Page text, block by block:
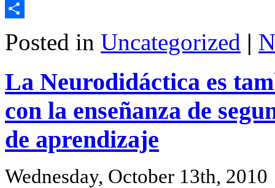
Email
Posted in Uncategorized |
La Neurodidáctica es
con la enseñanza de
de aprendizaje
Wednesday, October 13th, 2010